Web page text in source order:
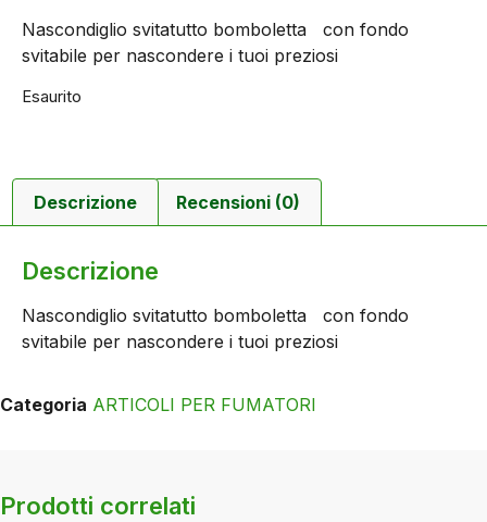
Nascondiglio svitatutto bomboletta con fondo
svitabile per nascondere i tuoi preziosi
Esaurito
Descrizione Recensioni (0)
Descrizione
Nascondiglio svitatutto bomboletta con fondo
svitabile per nascondere i tuoi preziosi
Categoria ARTICOLI PER FUMATORI
Prodotti correlati